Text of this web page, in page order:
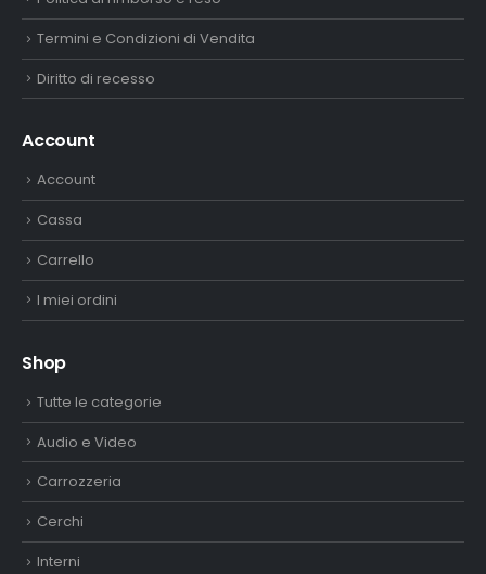
Termini e Condizioni di Vendita
Diritto di recesso
Account
Account
Cassa
Carrello
I miei ordini
Shop
Tutte le categorie
Audio e Video
Carrozzeria
Cerchi
Interni